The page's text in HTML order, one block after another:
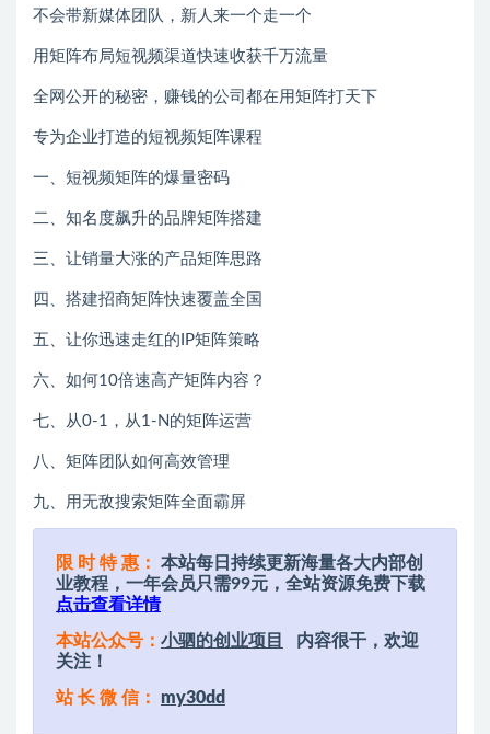
不会带新媒体团队，新人来一个走一个
用矩阵布局短视频渠道快速收获千万流量
全网公开的秘密，赚钱的公司都在用矩阵打天下
专为企业打造的短视频矩阵课程
一、短视频矩阵的爆量密码
二、知名度飙升的品牌矩阵搭建
三、让销量大涨的产品矩阵思路
四、搭建招商矩阵快速覆盖全国
五、让你迅速走红的IP矩阵策略
六、如何10倍速高产矩阵内容？
七、从0-1，从1-N的矩阵运营
八、矩阵团队如何高效管理
九、用无敌搜索矩阵全面霸屏
限 时 特 惠：
本站每日持续更新海量各大内部创
业教程，一年会员只需99元，全站资源免费下载
点击查看详情
本站公众号： 小驷的创业项目
内容很干，欢迎
关注！
站 长 微 信： my30dd